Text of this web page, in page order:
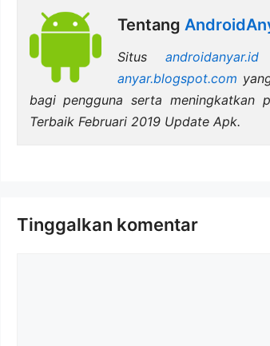
Tentang
Situs androidanyar.id
anyar.blogspot.com
bagi pengguna serta meningkatkan
Terbaik Februari 2019 Update Apk.
Tinggalkan komentar